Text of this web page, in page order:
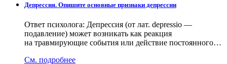
Депрессия. Опишите основные признаки депрессии
Ответ психолога: Депрессия (от лат. depressio —
подавление) может возникать как реакция
на травмирующие события или действие постоянного…
См. подробнее